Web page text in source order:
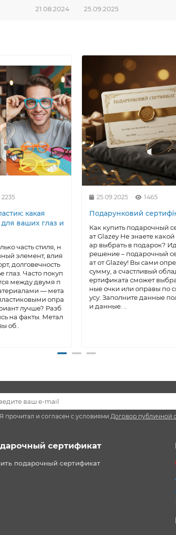
21.08.2024 25.09.2025
2235
какая
ваших глаз и
часть стиля, н
элемент, влия
долговечность
глаз. Часто покуп
между двумя п
— мета
опра
лучше? Разб
на факты. Метал
об..
25.09.2025 1465
Подарунковий
Как купить подарочный
ат Glazey Не знаете какой
ар выбрать в подарок?
решение – подарочный
ат от Glazey! Вы сами
сумму, а счастливый
ертификата сможет
ные очки или оправы по
усу: Заполните данные
и данные. ..
Я прочитал и согласен с условиями Договор публичной
сертификат
подарочный сертификат